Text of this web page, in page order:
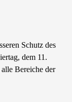
Schutz des
dem 11.
Bereiche der